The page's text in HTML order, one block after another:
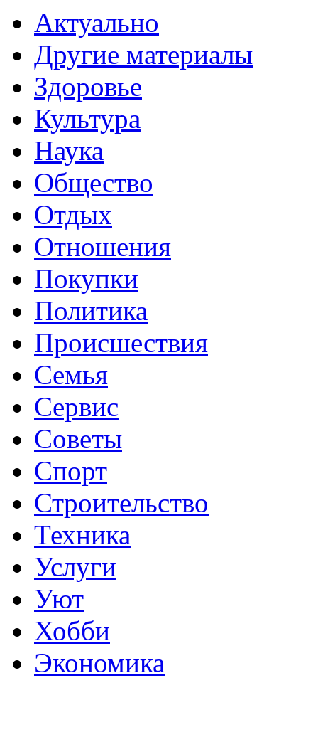
Актуально
Другие материалы
Здоровье
Культура
Наука
Общество
Отдых
Отношения
Покупки
Политика
Происшествия
Семья
Сервис
Советы
Спорт
Строительство
Техника
Услуги
Уют
Хобби
Экономика